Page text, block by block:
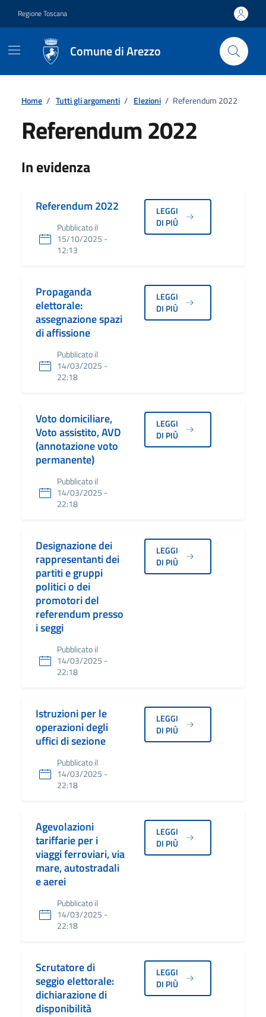
Regione Toscana
Comune di Arezzo
Home / Tutti gli argomenti / Elezioni / Referendum 2022
Referendum 2022
Dettagli
In evidenza
Referendum 2022
Pubblicato il
15/10/2025 -
12:13
LEGGI
DI PIÙ
Propaganda
elettorale:
assegnazione spazi
di affissione
Pubblicato il
14/03/2025 -
22:18
LEGGI
DI PIÙ
Voto domiciliare,
Voto assistito, AVD
(annotazione voto
permanente)
Pubblicato il
14/03/2025 -
22:18
LEGGI
DI PIÙ
Designazione dei
rappresentanti dei
partiti e gruppi
politici o dei
promotori del
referendum presso
i seggi
Pubblicato il
14/03/2025 -
22:18
LEGGI
DI PIÙ
Istruzioni per le
operazioni degli
uffici di sezione
Pubblicato il
14/03/2025 -
22:18
LEGGI
DI PIÙ
Agevolazioni
tariffarie per i
viaggi ferroviari, via
mare, autostradali
e aerei
Pubblicato il
14/03/2025 -
22:18
LEGGI
DI PIÙ
Scrutatore di
seggio elettorale:
dichiarazione di
disponibilità
LEGGI
DI PIÙ